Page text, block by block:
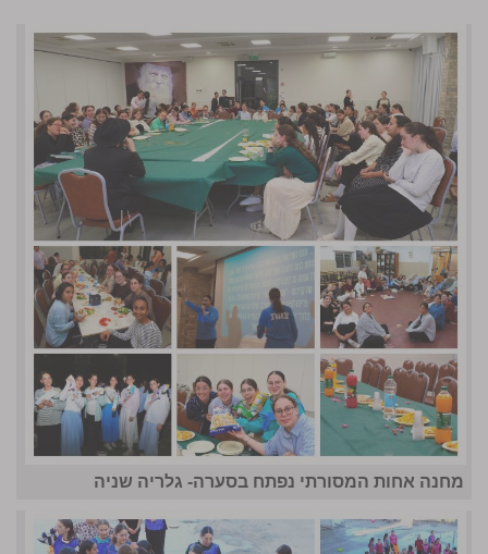
מחנה אחות המסורתי נפתח בסערה- גלריה שניה